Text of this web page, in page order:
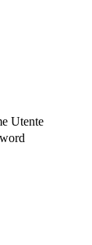
Utente